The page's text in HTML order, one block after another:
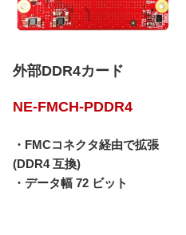
外部DDR4カード
NE-FMCH-PDDR4
・FMCコネクタ経由で拡張
(DDR4 互換)
・データ幅 72 ビット